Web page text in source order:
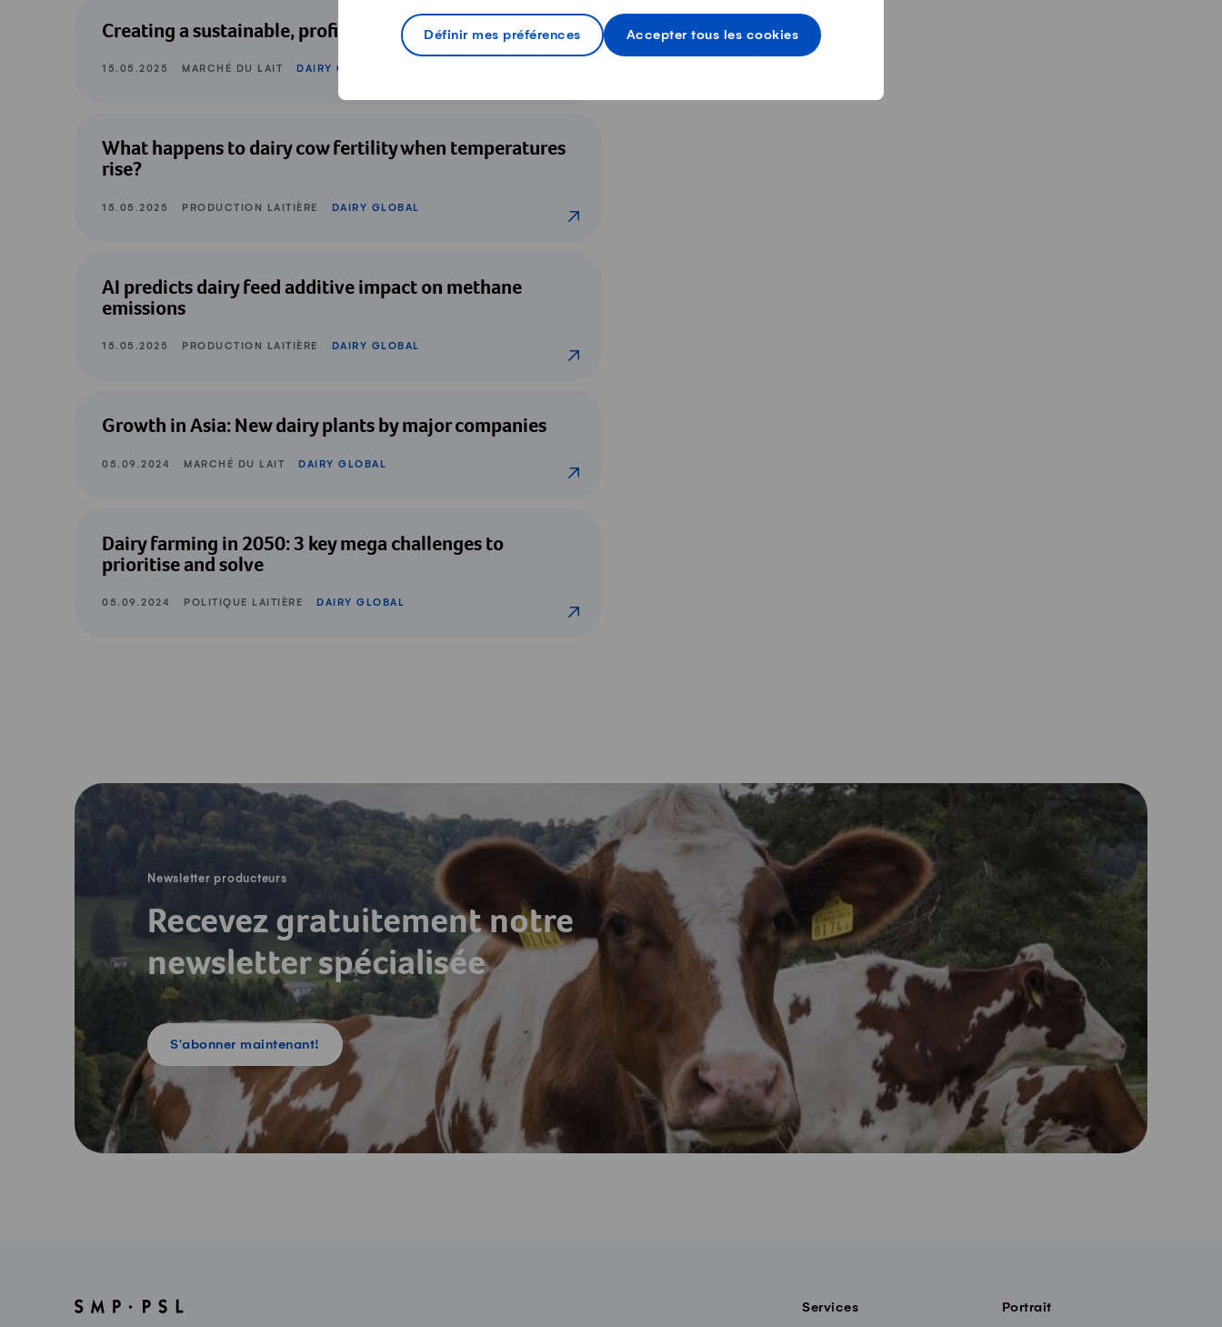
Définir mes préférences Accepter tous les cookies
Creating a sustainable, profitable future for agriculture
15.05.2025 MARCHÉ DU LAIT DAIRY GLOBAL
What happens to dairy cow fertility when temperatures
rise?
15.05.2025 PRODUCTION LAITIÈRE DAIRY GLOBAL
AI predicts dairy feed additive impact on methane
emissions
15.05.2025 PRODUCTION LAITIÈRE DAIRY GLOBAL
Growth in Asia: New dairy plants by major companies
05.09.2024 MARCHÉ DU LAIT DAIRY GLOBAL
Dairy farming in 2050: 3 key mega challenges to
prioritise and solve
05.09.2024 POLITIQUE LAITIÈRE DAIRY GLOBAL
Newsletter producteurs
Recevez gratuitement notre
newsletter spécialisée
S'abonner maintenant!
Services Portrait